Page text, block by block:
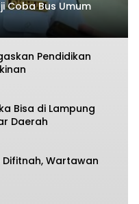
Coba Bus Umum
Pendidikan
Bisa di Lampung
Daerah
Wartawan